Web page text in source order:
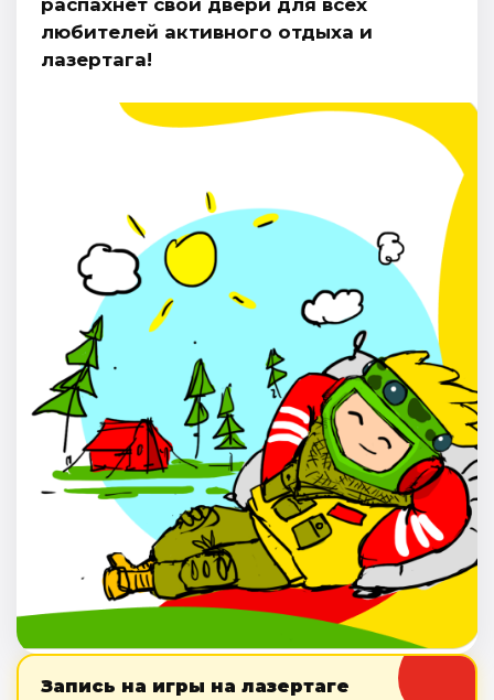
любителей активного отдыха и
лазертага!
Запись на игры на лазертаге